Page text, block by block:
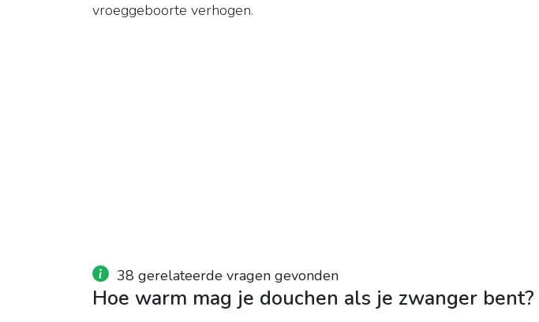
vroeggeboorte verhogen.
38 gerelateerde vragen gevonden
Hoe warm mag je douchen als je zwanger bent?